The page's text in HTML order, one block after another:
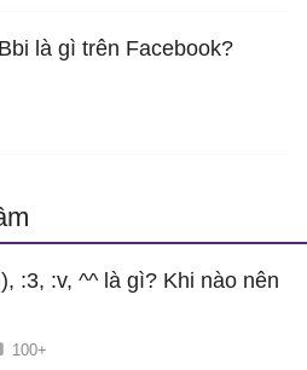
là gì trên Facebook?
:3, :v, ^^ là gì? Khi nào nên
100+